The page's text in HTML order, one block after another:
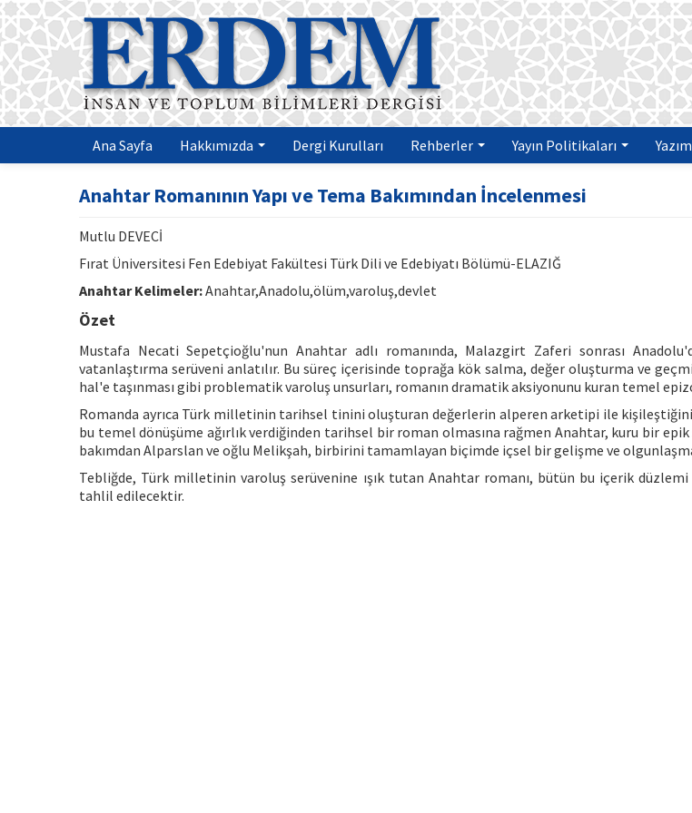
Ana Sayfa Hakkımızda Dergi Kurulları Rehberler Yayın Politikaları
Anahtar Romanının Yapı ve Tema Bakımından İncelenmesi
Mutlu DEVECİ
Fırat Üniversitesi Fen Edebiyat Fakültesi Türk Dili ve Edebiyatı Bölümü-ELAZIĞ
Anahtar Kelimeler:Anahtar,Anadolu,ölüm,varoluş,devlet
Özet
Mustafa Necati Sepetçioğlu'nun Anahtar adlı romanında, Malazgirt Zaferi sonrası
vatanlaştırma serüveni anlatılır. Bu süreç içerisinde toprağa kök salma, değer oluşturma ve
hal'e taşınması gibi problematik varoluş unsurları, romanın dramatik aksiyonunu kuran temel
Romanda ayrıca Türk milletinin tarihsel tinini oluşturan değerlerin alperen arketipi ile
bu temel dönüşüme ağırlık verdiğinden tarihsel bir roman olmasına rağmen Anahtar, kuru bir epik
bakımdan Alparslan ve oğlu Melikşah, birbirini tamamlayan biçimde içsel bir gelişme ve
Tebliğde, Türk milletinin varoluş serüvenine ışık tutan Anahtar romanı, bütün bu içerik düzlemi
tahlil edilecektir.